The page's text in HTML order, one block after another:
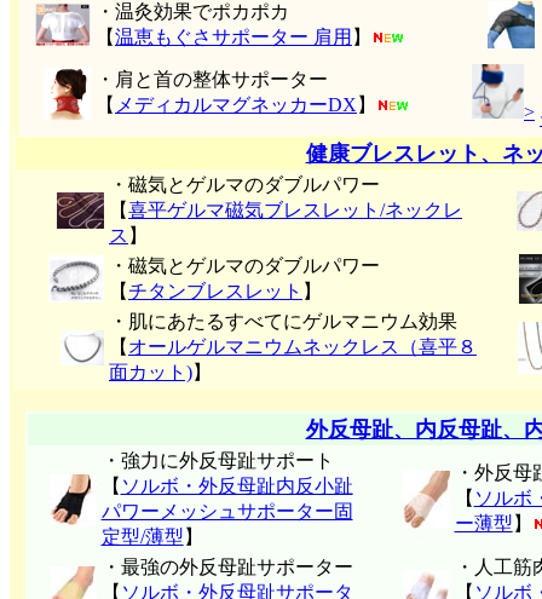
・温灸効果でポカポカ
【温恵もぐさサポーター 肩用 】
・肩と首の整体サポーター
【 メディカルマグネッカーDX 】 >
健康ブレスレット、ネ
・磁気とゲルマのダブルパワー
【喜平ゲルマ磁気ブレスレット/ネックレ
ス 】
・磁気とゲルマのダブルパワー
【チタンブレスレット 】
・肌にあたるすべてにゲルマニウム効果
【 オールゲルマニウムネックレス（喜平８
面カット)】
外反母趾、内反母趾、
・強力に外反母趾サポート
【 ソルボ・外反母趾内反小趾
パワーメッシュサポーター固
定型/薄型 】
・外反
【 ソルボ
ー薄型 】
・最強の外反母趾サポーター
【 ソルボ・外反母趾サポータ
・人工筋
【 ソルボ